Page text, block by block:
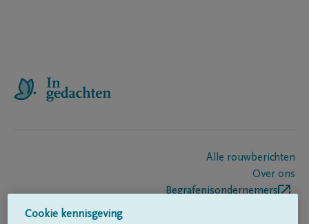
Alle rouwberichten
Over ons
Begrafenisondernemers
Cookie kennisgeving